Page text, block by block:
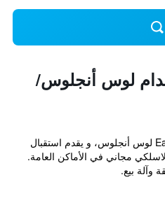
باي ويندام لوس أنجلوس/
يقع هذا الموتيل الحميم في Eastside لوس أنجلوس، و يقدم استقبال
مجاني في الأماكن العامة.
وآلة بيع.